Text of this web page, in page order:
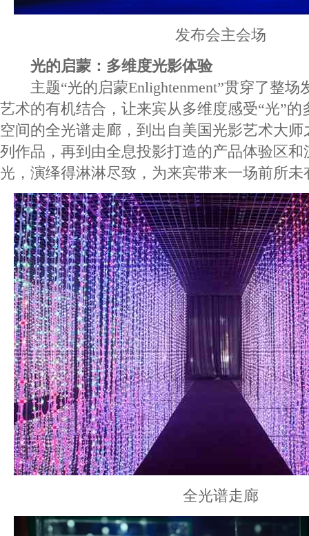
发布会主会场
光的启蒙：多维度光影体验
主题“光的启蒙Enlightenment”贯穿了整场
艺术的有机结合，让来宾从多维度感受“光”
空间的全光谱走廊，到出自美国光影艺术大师
列作品，再到由全息投影打造的产品体验区
光，演绎得淋淋尽致，为来宾带来一场前所
全光谱走廊